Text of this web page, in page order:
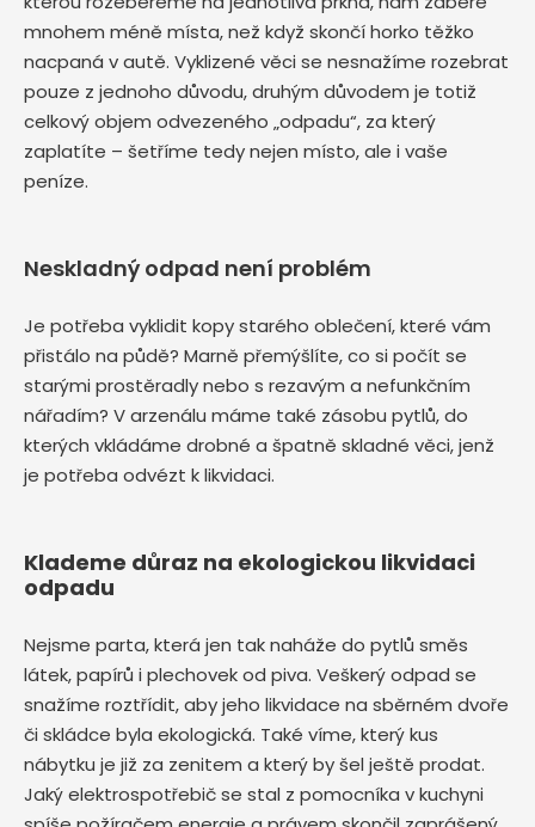
mnohem méně místa, než když skončí horko těžko
nacpaná v autě. Vyklizené věci se nesnažíme rozebrat
pouze z jednoho důvodu, druhým důvodem je totiž
celkový objem odvezeného „odpadu“, za který
zaplatíte – šetříme tedy nejen místo, ale i vaše
peníze.
Neskladný odpad není problém
Je potřeba vyklidit kopy starého oblečení, které vám
přistálo na půdě? Marně přemýšlíte, co si počít se
starými prostěradly nebo s rezavým a nefunkčním
nářadím? V arzenálu máme také zásobu pytlů, do
kterých vkládáme drobné a špatně skladné věci, jenž
je potřeba odvézt k likvidaci.
Klademe důraz na ekologickou likvidaci
odpadu
Nejsme parta, která jen tak naháže do pytlů směs
látek, papírů i plechovek od piva. Veškerý odpad se
snažíme roztřídit, aby jeho likvidace na sběrném dvoře
či skládce byla ekologická. Také víme, který kus
nábytku je již za zenitem a který by šel ještě prodat.
Jaký elektrospotřebič se stal z pomocníka v kuchyni